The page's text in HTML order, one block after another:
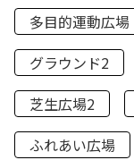
多目的運動広場
グラウンド2
芝生広場2
ふれあい広場